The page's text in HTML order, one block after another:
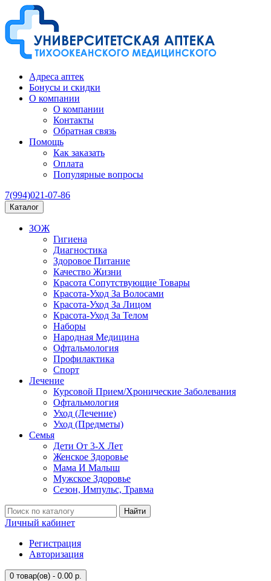
Адреса аптек
Бонусы и скидки
О компании
О компании
Контакты
Обратная связь
Помощь
Как заказать
Оплата
Популярные вопросы
7(994)021-07-86
Каталог
ЗОЖ
Гигиена
Диагностика
Здоровое Питание
Качество Жизни
Красота Сопутствующие Товары
Красота-Уход За Волосами
Красота-Уход За Лицом
Красота-Уход За Телом
Наборы
Народная Медицина
Офтальмология
Профилактика
Спорт
Лечение
Курсовой Прием/Хронические Заболевания
Офтальмология
Уход (Лечение)
Уход (Предметы)
Семья
Дети От 3-Х Лет
Женское Здоровье
Мама И Малыш
Мужское Здоровье
Сезон, Импульс, Травма
Найти
Личный кабинет
Регистрация
Авторизация
0 товар(ов) - 0.00 р.